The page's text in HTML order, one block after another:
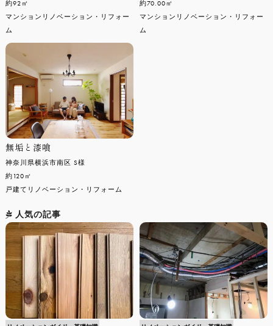
約92㎡
マンションリノベーション・リフォー
ム
約70.00㎡
マンションリノベーション・リフォー
ム
無垢と漆喰
神奈川県横浜市南区 S様
約120㎡
戸建てリノベーション・リフォーム
人気の記事